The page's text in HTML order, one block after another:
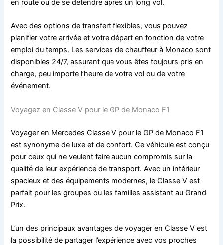
en route ou de se détendre après un long vol.
Avec des options de transfert flexibles, vous pouvez
planifier votre arrivée et votre départ en fonction de votre
emploi du temps. Les services de chauffeur à Monaco sont
disponibles 24/7, assurant que vous êtes toujours pris en
charge, peu importe l’heure de votre vol ou de votre
événement.
Voyagez en Classe V pour le GP de Monaco F1
Voyager en Mercedes Classe V pour le GP de Monaco F1
est synonyme de luxe et de confort. Ce véhicule est conçu
pour ceux qui ne veulent faire aucun compromis sur la
qualité de leur expérience de transport. Avec un intérieur
spacieux et des équipements modernes, le Classe V est
parfait pour les groupes ou les familles assistant au Grand
Prix.
L’un des principaux avantages de voyager en Classe V est
la possibilité de partager l’expérience avec vos proches